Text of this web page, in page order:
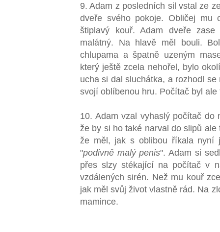
9. Adam z posledních sil vstal ze
dveře svého pokoje. Obličej
štiplavý kouř. Adam dveře
malátný. Na hlavě měl bouli.
chlupama a špatně uzeným
který ještě zcela nehořel, bylo
ucha si dal sluchátka, a rozhodl
svojí oblíbenou hru. Počítač byl
10. Adam vzal vyhaslý počítač do
že by si ho také narval do slipů
že měl, jak s oblibou říkala nyní
"podivně malý penis". Adam si
přes slzy stékající na počítač v
vzdálených sirén. Než mu kouř
jak měl svůj život vlastně rád. Na
mamince.